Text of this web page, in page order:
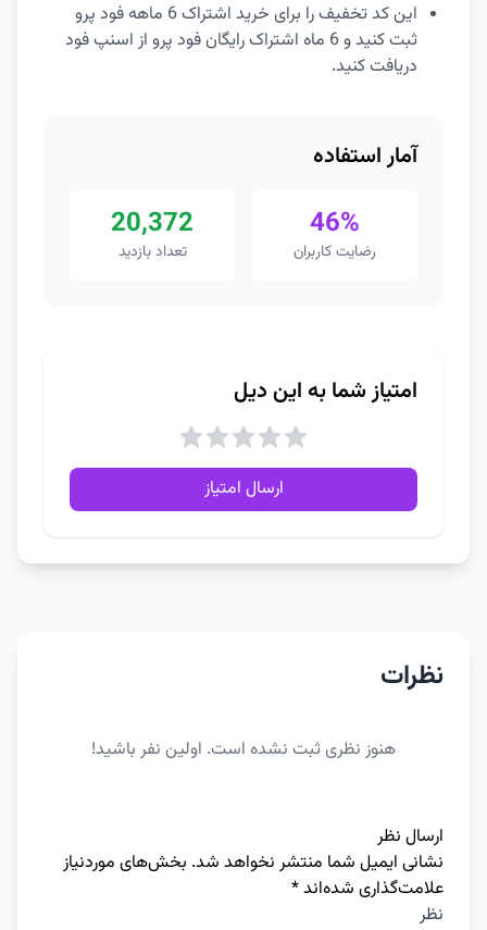
این کد تخفیف را برای خرید اشتراک 6 ماهه فود پرو
ثبت کنید و 6 ماه اشتراک رایگان فود پرو از اسنپ فود
دریافت کنید.
آمار استفاده
46%
رضایت کاربران
20,372
تعداد بازدید
امتیاز شما به این دیل
ارسال امتیاز
نظرات
هنوز نظری ثبت نشده است. اولین نفر باشید!
ارسال نظر
نشانی ایمیل شما منتشر نخواهد شد. بخش‌های موردنیاز
علامت‌گذاری شده‌اند*
نظر